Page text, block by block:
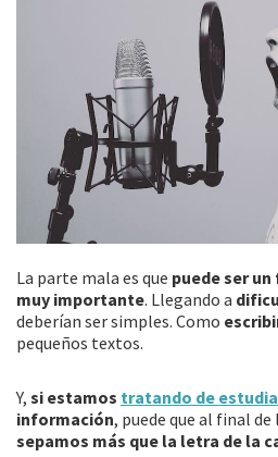
La parte mala es que puede ser
muy importante. Llegando a
deberían ser simples. Como
pequeños textos.
Y, si estamos tratando de
información, puede que al final de
sepamos más que la letra de la